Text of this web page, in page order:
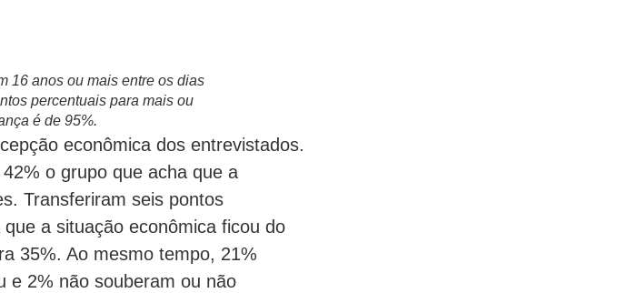
16 anos ou mais entre os dias
percentuais para mais ou
é de 95%.
econômica dos entrevistados.
o grupo que acha que a
Transferiram seis pontos
a situação econômica ficou do
35%. Ao mesmo tempo, 21%
e 2% não souberam ou não